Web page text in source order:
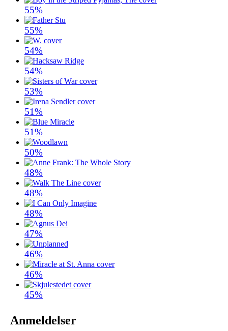
55%
55%
54%
54%
53%
51%
51%
50%
48%
48%
48%
47%
46%
46%
45%
Anmeldelser